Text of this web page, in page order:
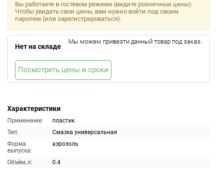
Характеристики
Применение:
пластик
Тип:
Смазка универсальная
Форма
выпуска:
аэрозоль
Объём, л:
0.4
Вы работаете в гостевом режиме (видите розничные цены).
Чтобы увидеть свои цены, вам нужно войти под своим
паролем (или зарегистрироваться).
Нет на складе
Мы можем привезти данный товар под заказ.
Посмотреть цены и сроки